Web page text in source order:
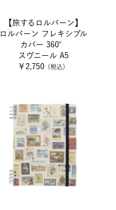
【旅するロルバーン】
ロルバーン フレキシブル
カバー 360°
スヴニール A5
￥2,750 （税込）